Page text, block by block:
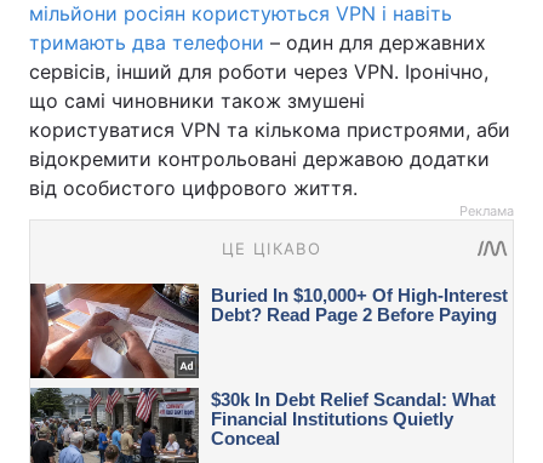
мільйони росіян користуються VPN і навіть
тримають два телефони – один для державних
сервісів, інший для роботи через VPN. Іронічно,
що самі чиновники також змушені
користуватися VPN та кількома пристроями, аби
відокремити контрольовані державою додатки
від особистого цифрового життя.
Реклама